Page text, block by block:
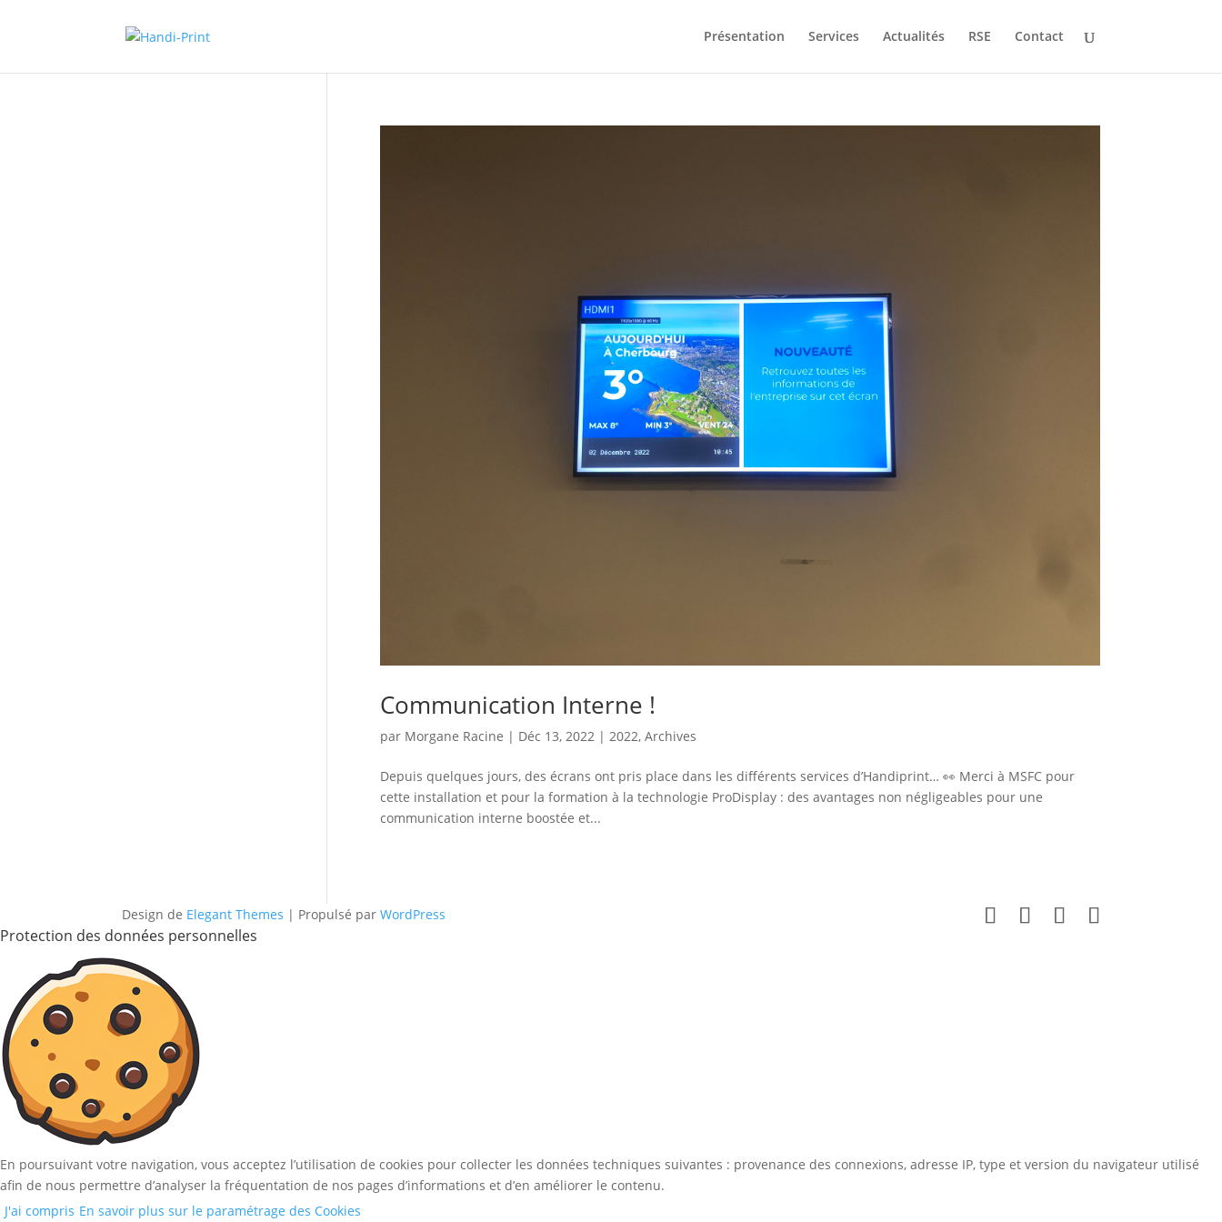
Présentation Services Actualités RSE Contact
Communication Interne !
par Morgane Racine | Déc 13, 2022 | 2022, Archives
Depuis quelques jours, des écrans ont pris place dans les différents services d’Handiprint… 👀 Merci à MSFC pour
cette installation et pour la formation à la technologie ProDisplay : des avantages non négligeables pour une
communication interne boostée et...
Design de Elegant Themes | Propulsé parWordPress
Protection des données personnelles
En poursuivant votre navigation, vous acceptez l’utilisation de cookies pour collecter les données techniques suivantes : provenance des connexions, adresse IP, type et version du navigateur utilisé
afin de nous permettre d’analyser la fréquentation de nos pages d’informations et d’en améliorer le contenu.
J'ai compris En savoir plus sur le paramétrage des Cookies